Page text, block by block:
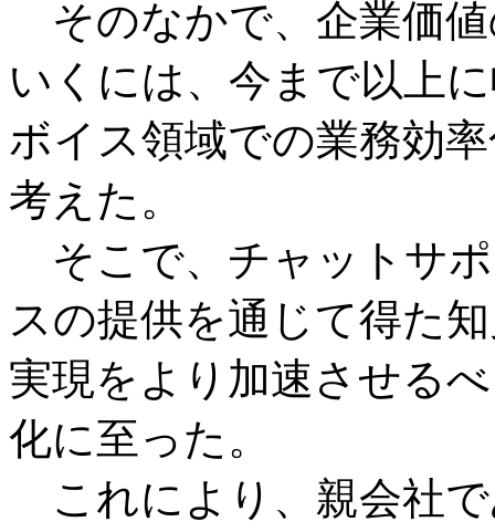
そのなかで、企業価
いくには、今まで以上
ボイス領域での業務効
考えた。
そこで、チャットサ
スの提供を通じて得た
実現をより加速させる
化に至った。
これにより、親会社